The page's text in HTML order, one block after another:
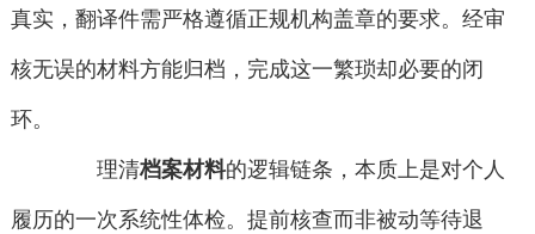
真实，翻译件需严格遵循正规机构盖章的要求。经审
核无误的材料方能归档，完成这一繁琐却必要的闭
环。
理清档案材料的逻辑链条，本质上是对个人
履历的一次系统性体检。提前核查而非被动等待退